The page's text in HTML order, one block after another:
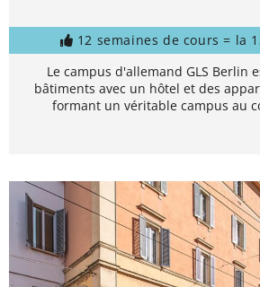
12 semaines de cours = la
Le campus d'allemand GLS Berlin
bâtiments avec un hôtel et des
formant un véritable campus au